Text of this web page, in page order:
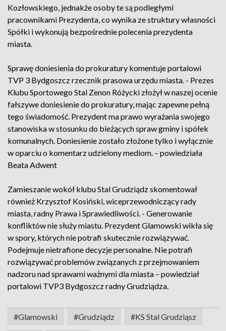
Kozłowskiego, jednakże osoby te są podległymi
pracownikami Prezydenta, co wynika ze struktury własności
Spółki i wykonują bezpośrednie polecenia prezydenta
miasta.
Sprawę doniesienia do prokuratury komentuje portalowi
TVP 3 Bydgoszcz rzecznik prasowa urzędu miasta. - Prezes
Klubu Sportowego Stal Zenon Różycki złożył w naszej ocenie
fałszywe doniesienie do prokuratury, mając zapewne pełną
tego świadomość. Prezydent ma prawo wyrażania swojego
stanowiska w stosunku do bieżących spraw gminy i spółek
komunalnych. Doniesienie zostało złożone tylko i wyłącznie
w oparciu o komentarz udzielony mediom. – powiedziała
Beata Adwent
Zamieszanie wokół klubu Stal Grudziądz skomentował
również Krzysztof Kosiński, wiceprzewodniczący rady
miasta, radny Prawa i Sprawiedliwości. - Generowanie
konfliktów nie służy miastu. Prezydent Glamowski wikła się
w spory, których nie potrafi skutecznie rozwiązywać.
Podejmuje nietrafione decyzje personalne. Nie potrafi
rozwiązywać problemów związanych z przejmowaniem
nadzoru nad sprawami ważnymi dla miasta – powiedział
portalowi TVP3 Bydgoszcz radny Grudziądza.
#Glamowski #Grudziądz #KS Stal Grudziąsz